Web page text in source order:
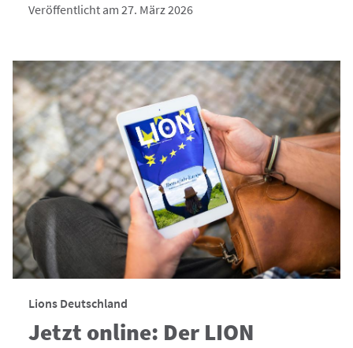
Veröffentlicht am 27. März 2026
Lions Deutschland
Jetzt online: Der LION